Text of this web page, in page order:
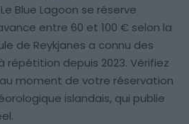
Blue Lagoon se réserve
entre 60 et 100 € selon la
de Reykjanes a connu des
répétition depuis 2023. Vérifiez
moment de votre réservation
islandais, qui publie